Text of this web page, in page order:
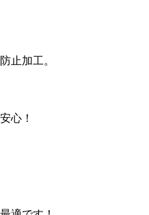
止加工。
心！